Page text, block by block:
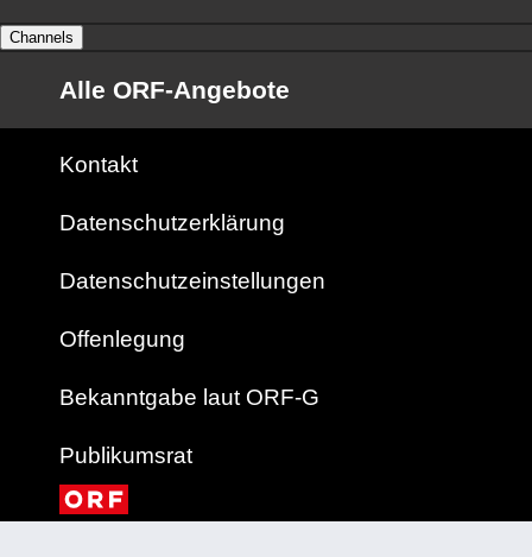
Channels
Alle ORF-Angebote
Kontakt
Datenschutzerklärung
Datenschutzeinstellungen
Offenlegung
Bekanntgabe laut ORF-G
Publikumsrat